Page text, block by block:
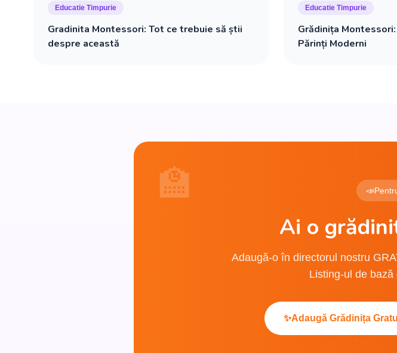
Educatie Timpurie
Gradinita Montessori: Tot ce trebuie să știi
despre această
Educatie Timpurie
Grădinița
Părinți Moderni
🏫 📣
Ai o
Adaugă-o în directorul nostru
Listing-ul de
✨Adaugă Grădinița